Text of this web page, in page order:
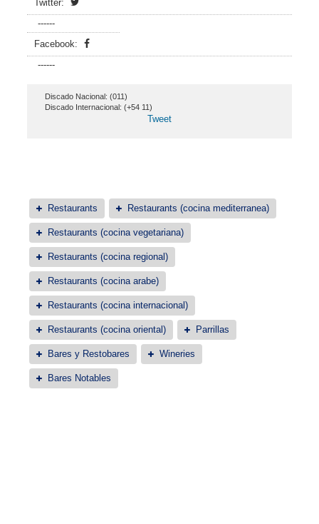
Twitter:
------
Facebook:
------
Discado Nacional: (011)
Discado Internacional: (+54 11)
Tweet
Restaurants Restaurants (cocina mediterranea)
Restaurants (cocina vegetariana)
Restaurants (cocina regional)
Restaurants (cocina arabe)
Restaurants (cocina internacional)
Restaurants (cocina oriental) Parrillas
Bares y Restobares Wineries
Bares Notables